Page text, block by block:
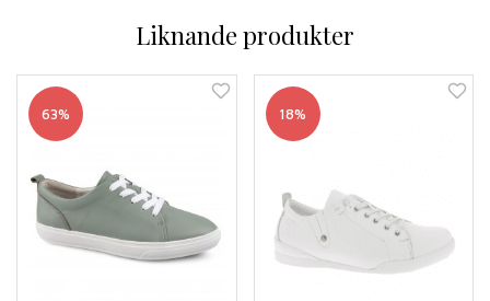
Liknande produkter
63% 18%